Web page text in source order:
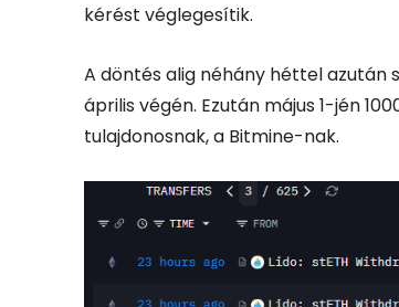
kérést véglegesítik.
A döntés alig néhány héttel azután
április végén. Ezután május 1-jén
tulajdonosnak, a Bitmine-nak.